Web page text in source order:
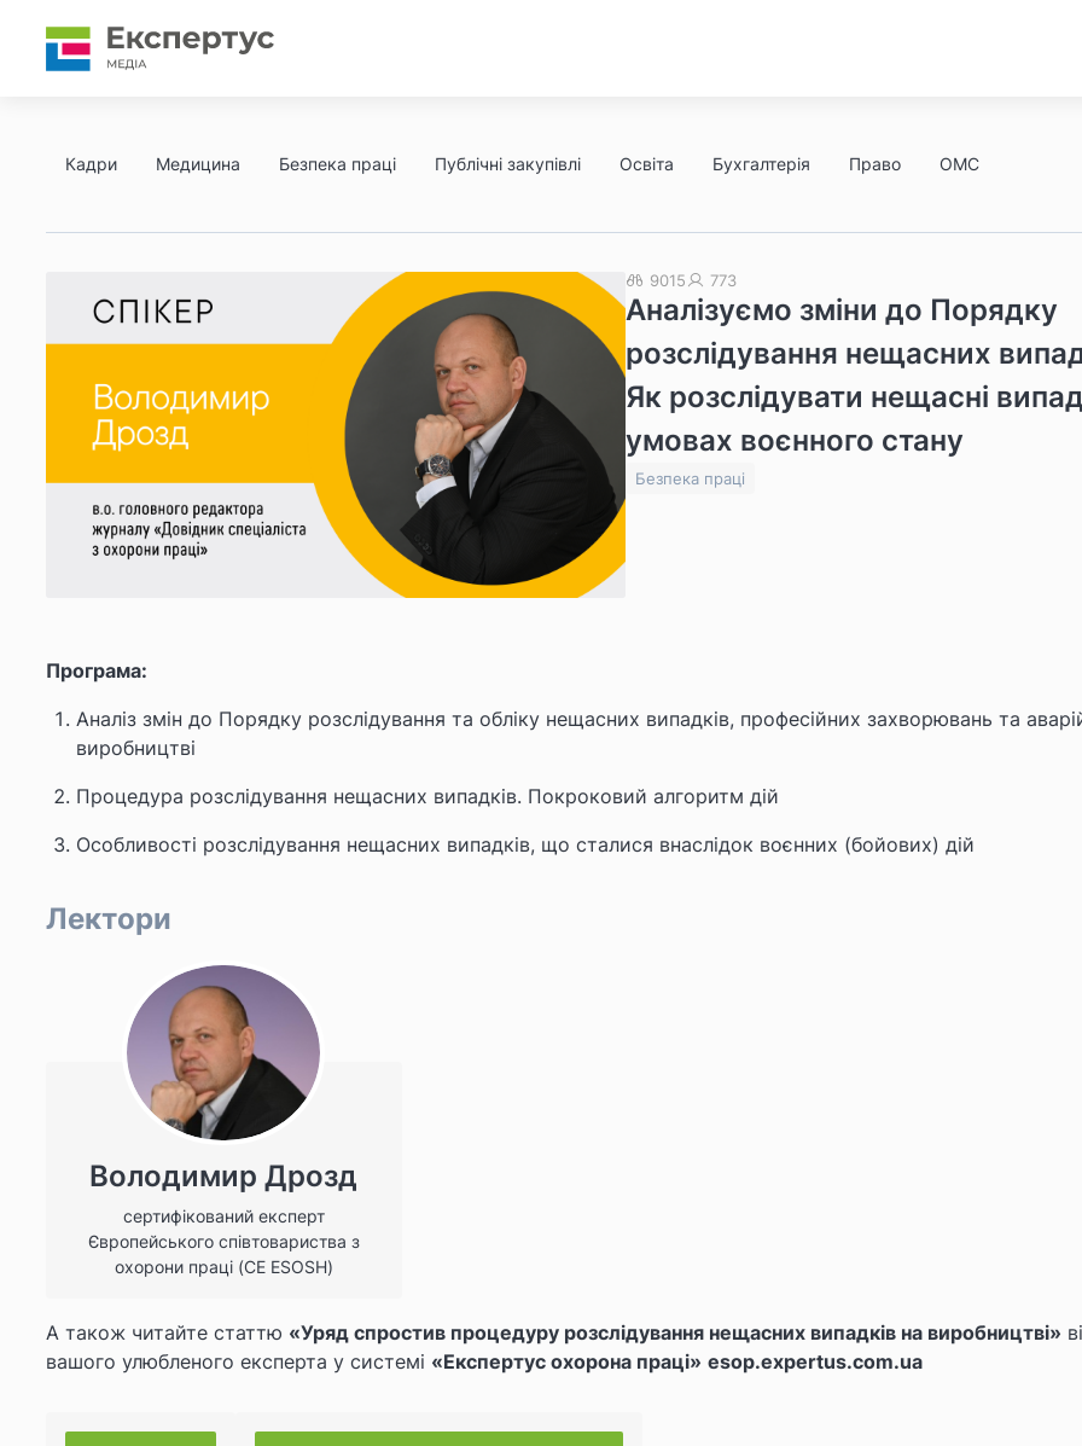
Кадри Медицина Безпека праці Публічні закупівлі Освіта Бухгалтерія Право ОМС
Аналізуємо зміни до Порядку
розслідування нещасних
Як розслідувати нещасні
умовах воєнного стану
9015 773
Безпека праці
Програма:
Аналіз змін до Порядку розслідування та обліку нещасних випадків, професійних захворювань та
виробництві
Процедура розслідування нещасних випадків. Покроковий алгоритм дій
Особливості розслідування нещасних випадків, що сталися внаслідок воєнних (бойових) дій
Лектори
Володимир Дрозд
сертифікований експерт
Європейського співтовариства з
охорони праці (CE ESOSH)
А також читайте статтю «Уряд спростив процедуру розслідування нещасних випадків на виробництві»
вашого улюбленого експерта у системі «Експертус охорона праці» esop.expertus.com.ua